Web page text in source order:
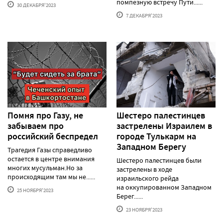
30 ДЕКАБРЯ'2023
помпезную встречу Пути......
7 ДЕКАБРЯ'2023
Помня про Газу, не
забываем про
российский беспредел
Трагедия Газы справедливо
остается в центре внимания
многих мусульман.Но за
происходящим там мы не......
25 НОЯБРЯ'2023
Шестеро палестинцев
застрелены Израилем в
городе Тулькарм на
Западном Берегу
Шестеро палестинцев были
застрелены в ходе
израильского рейда
на оккупированном Западном
Берег......
23 НОЯБРЯ'2023